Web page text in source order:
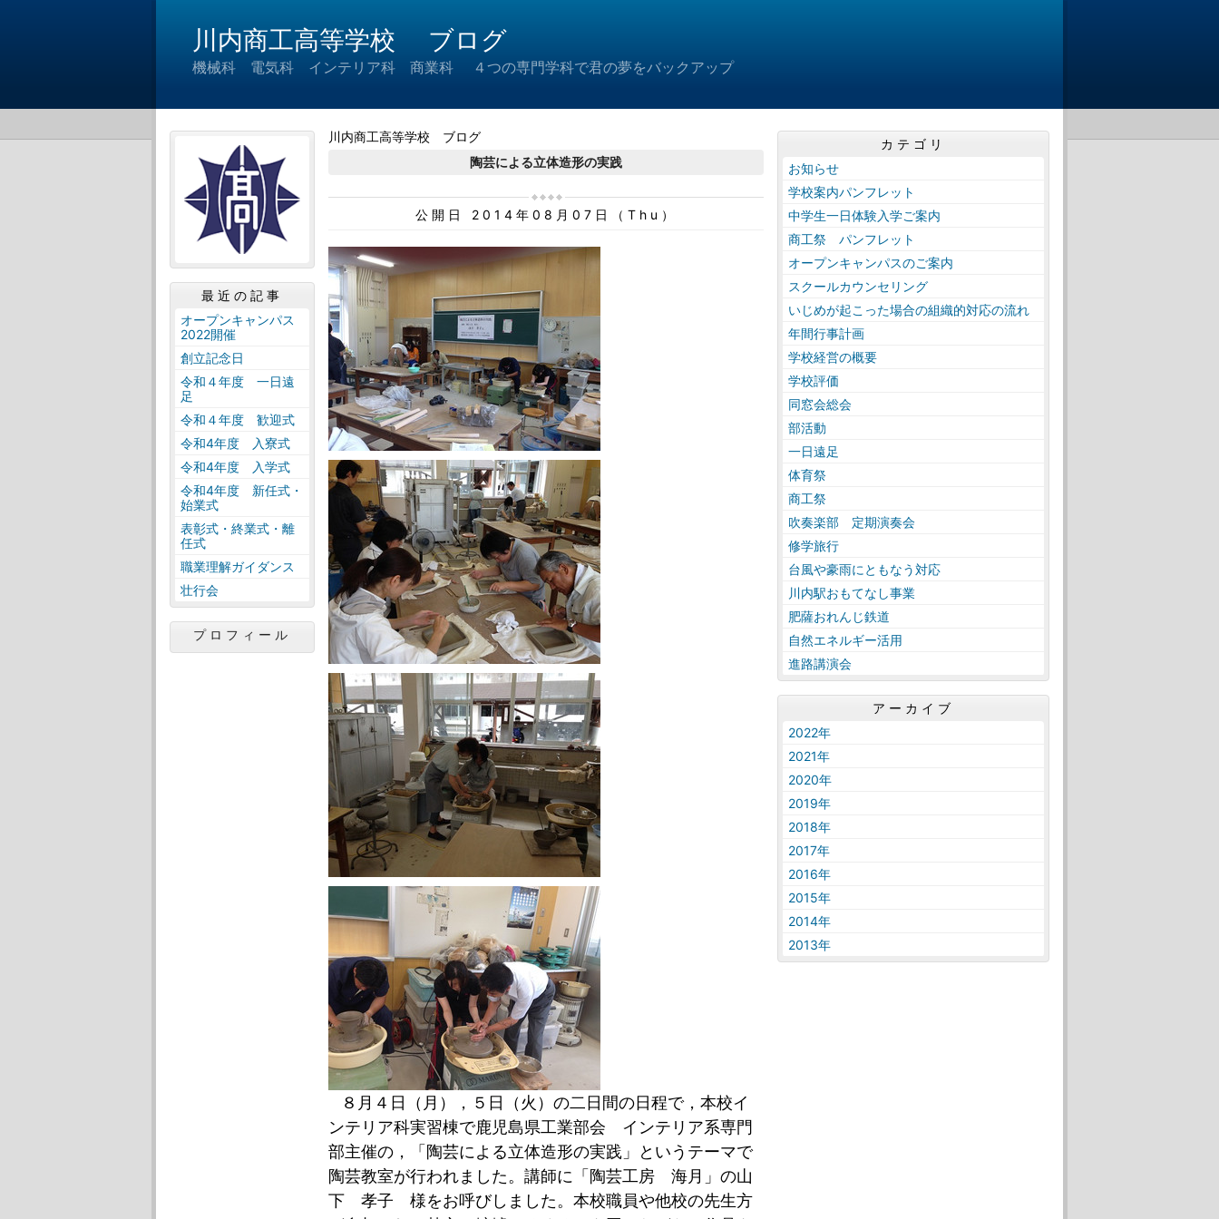
川内商工高等学校 ブログ
機械科 電気科 インテリア科 商業科 ４つの専門学科で君の夢をバックアップ
川内商工高等学校 ブログ
陶芸による立体造形の実践
公開日 2014年08月07日（Thu）
８月４日（月），５日（火）の二日間の日程で，本校イ
ンテリア科実習棟で鹿児島県工業部会 インテリア系専門
部主催の，「陶芸による立体造形の実践」というテーマで
陶芸教室が行われました。講師に「陶芸工房 海月」の山
下 孝子 様をお呼びしました。本校職員や他校の先生方
最近の記事
オープンキャンパス
2022開催
創立記念日
令和４年度 一日遠
足
令和４年度 歓迎式
令和4年度 入寮式
令和4年度 入学式
令和4年度 新任式・
始業式
表彰式・終業式・離
任式
職業理解ガイダンス
壮行会
プロフィール
カテゴリ
お知らせ
学校案内パンフレット
中学生一日体験入学ご案内
商工祭 パンフレット
オープンキャンパスのご案内
スクールカウンセリング
いじめが起こった場合の組織的対応の流れ
年間行事計画
学校経営の概要
学校評価
同窓会総会
部活動
一日遠足
体育祭
商工祭
吹奏楽部 定期演奏会
修学旅行
台風や豪雨にともなう対応
川内駅おもてなし事業
肥薩おれんじ鉄道
自然エネルギー活用
進路講演会
アーカイブ
2022年
2021年
2020年
2019年
2018年
2017年
2016年
2015年
2014年
2013年